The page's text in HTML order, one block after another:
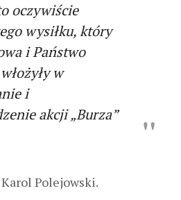
oczywiście
wysiłku, który
i Państwo
w
i
akcji „Burza”
Polejowski.